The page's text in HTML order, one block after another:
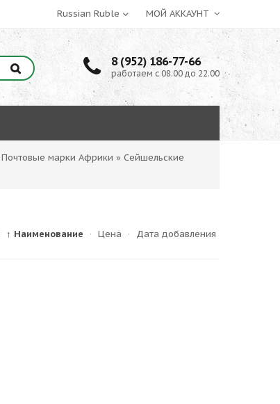
МОЙ АККАУНТ
8 (952) 186-77-66
работаем с 08.00 до 22.00
Почтовые марки Африки » Сейшельские
↑ Наименование · Цена · Дата добавления